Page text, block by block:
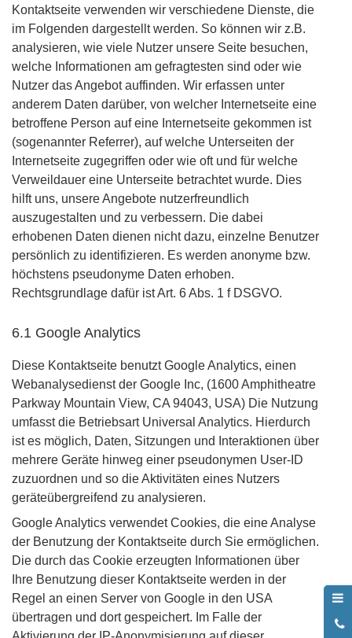
Kontaktseite verwenden wir verschiedene Dienste, die
im Folgenden dargestellt werden. So können wir z.B.
analysieren, wie viele Nutzer unsere Seite besuchen,
welche Informationen am gefragtesten sind oder wie
Nutzer das Angebot auffinden. Wir erfassen unter
anderem Daten darüber, von welcher Internetseite eine
betroffene Person auf eine Internetseite gekommen ist
(sogenannter Referrer), auf welche Unterseiten der
Internetseite zugegriffen oder wie oft und für welche
Verweildauer eine Unterseite betrachtet wurde. Dies
hilft uns, unsere Angebote nutzerfreundlich
auszugestalten und zu verbessern. Die dabei
erhobenen Daten dienen nicht dazu, einzelne Benutzer
persönlich zu identifizieren. Es werden anonyme bzw.
höchstens pseudonyme Daten erhoben.
Rechtsgrundlage dafür ist Art. 6 Abs. 1 f DSGVO.
6.1 Google Analytics
Diese Kontaktseite benutzt Google Analytics, einen
Webanalysedienst der Google Inc, (1600 Amphitheatre
Parkway Mountain View, CA 94043, USA) Die Nutzung
umfasst die Betriebsart Universal Analytics. Hierdurch
ist es möglich, Daten, Sitzungen und Interaktionen über
mehrere Geräte hinweg einer pseudonymen User-ID
zuzuordnen und so die Aktivitäten eines Nutzers
geräteübergreifend zu analysieren.
Google Analytics verwendet Cookies, die eine Analyse
der Benutzung der Kontaktseite durch Sie ermöglichen.
Die durch das Cookie erzeugten Informationen über
Ihre Benutzung dieser Kontaktseite werden in der
Regel an einen Server von Google in den USA
übertragen und dort gespeichert. Im Falle der